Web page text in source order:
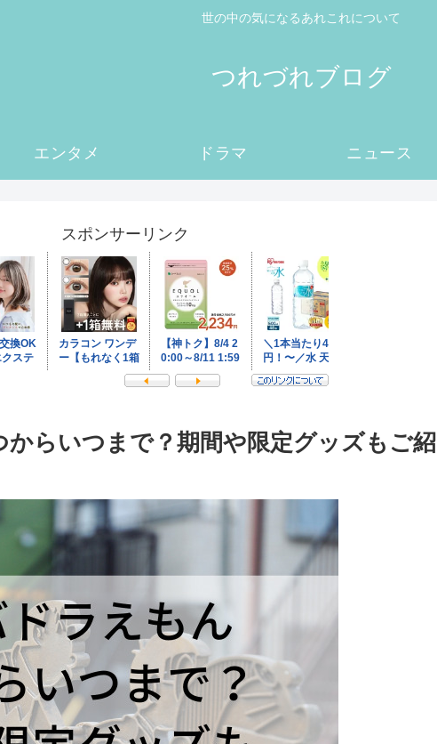
世の中の気になるあれこれについて
つれづれブログ
エンタメ ドラマ ニュース
スポンサーリンク
らいつまで？期間や限定グッズもご紹